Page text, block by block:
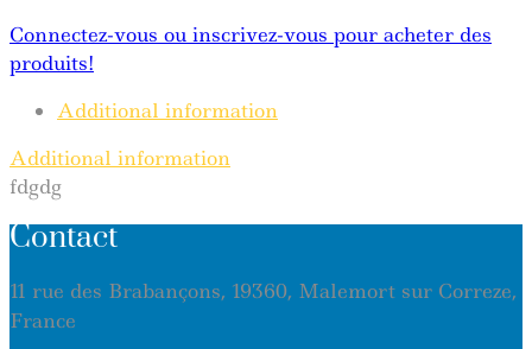
Connectez-vous ou inscrivez-vous pour acheter des
produits!
Additional information
Additional information
fdgdg
Contact
11 rue des Brabançons, 19360, Malemort sur Correze,
France